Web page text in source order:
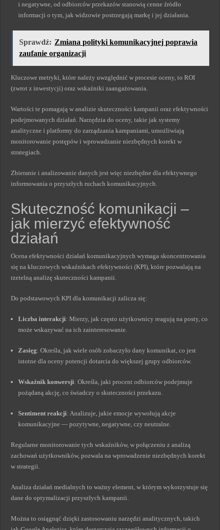
i negatywne, od odbiorców przekazów stanowią cenne źródło
informacji o tym, jak widzowie postrzegają markę i jej działania.
Sprawdź: Zmiana polityki komunikacyjnej poprawia
zaufanie organizacji
Kluczowe metryki, które należy uwzględnić w procesie oceny, to ROI
(zwrot z inwestycji) oraz wskaźniki zaangażowania.
Wartości te pomagają w analizie skuteczności kampanii oraz efektywności
podejmowanych działań. Narzędzia do oceny, takie jak systemy
analityczne i platformy do zarządzania kampaniami, umożliwiają
monitorowanie postępów i wprowadzanie niezbędnych korekt w
strategiach.
Zbieranie i analizowanie danych jest więc niezbędne dla efektywnego
informowania o przyszłych ruchach komunikacyjnych.
Skuteczność komunikacji –
jak mierzyć efektywność
działań
Ocena efektywności działań komunikacyjnych wymaga skoncentrowania
się na kluczowych wskaźnikach efektywności (KPI), które pozwalają na
rzetelną analizę skuteczności kampanii.
Do podstawowych KPI dla komunikacji zalicza się:
Liczba interakcji: Mierzy, jak często użytkownicy reagują na posty, co
może wskazywać na ich zainteresowanie.
Zasięg: Określa, jak wiele osób zobaczyło dany komunikat, co jest
istotne dla oceny potencji dotarcia do większej grupy odbiorców.
Wskaźnik konwersji: Określa, jaki procent odbiorców podejmuje
pożądaną akcję, co świadczy o skuteczności przekazu.
Sentiment reakcji: Analizuje, jakie emocje wywołują akcje
komunikacyjne — pozytywne, negatywne, czy neutralne.
Regularne monitorowanie tych wskaźników, w połączeniu z analizą
zachowań użytkowników, pozwala na wprowadzenie niezbędnych korekt
w strategii.
Analiza działań medialnych to ważny element, w którym wykorzystuje się
dane do optymalizacji przyszłych kampanii.
Można to osiągnąć dzięki zastosowaniu narzędzi analitycznych, takich